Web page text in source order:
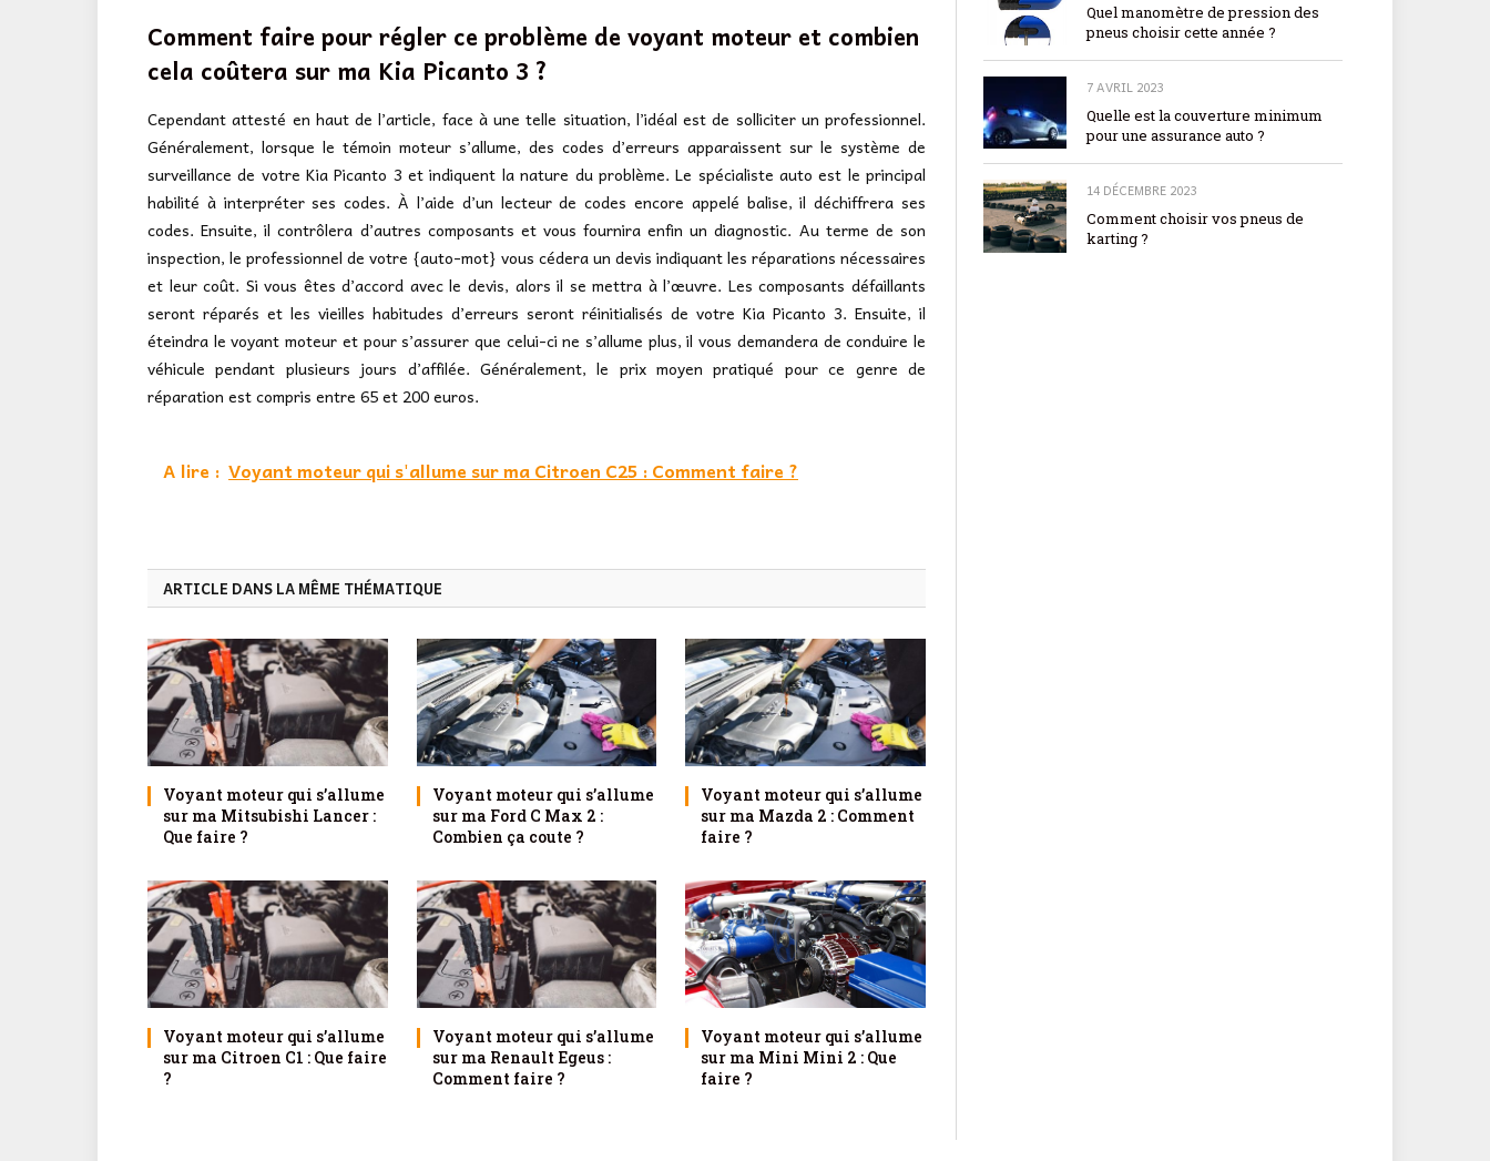
Comment faire pour régler ce problème de voyant moteur et combien
cela coûtera sur ma Kia Picanto 3 ?
Cependant attesté en haut de l’article, face à une telle situation, l’idéal est de solliciter un professionnel.
Généralement, lorsque le témoin moteur s’allume, des codes d’erreurs apparaissent sur le système de
surveillance de votre Kia Picanto 3 et indiquent la nature du problème. Le spécialiste auto est le principal
habilité à interpréter ses codes. À l’aide d’un lecteur de codes encore appelé balise, il déchiffrera ses
codes. Ensuite, il contrôlera d’autres composants et vous fournira enfin un diagnostic. Au terme de son
inspection, le professionnel de votre {auto-mot} vous cédera un devis indiquant les réparations nécessaires
et leur coût. Si vous êtes d’accord avec le devis, alors il se mettra à l’œuvre. Les composants défaillants
seront réparés et les vieilles habitudes d’erreurs seront réinitialisés de votre Kia Picanto 3. Ensuite, il
éteindra le voyant moteur et pour s’assurer que celui-ci ne s’allume plus, il vous demandera de conduire le
véhicule pendant plusieurs jours d’affilée. Généralement, le prix moyen pratiqué pour ce genre de
réparation est compris entre 65 et 200 euros.
A lire : Voyant moteur qui s'allume sur ma Citroen C25 : Comment faire ?
ARTICLE DANS LA MÊME THÉMATIQUE
Voyant moteur qui s’allume
sur ma Mitsubishi Lancer :
Que faire ?
Voyant moteur qui s’allume
sur ma Ford C Max 2 :
Combien ça coute ?
Voyant moteur qui s’allume
sur ma Mazda 2 : Comment
faire ?
Voyant moteur qui s’allume
sur ma Citroen C1 : Que faire
?
Voyant moteur qui s’allume
sur ma Renault Egeus :
Comment faire ?
Voyant moteur qui s’allume
sur ma Mini Mini 2 : Que
faire ?
Quel manomètre de pression des
pneus choisir cette année ?
7 AVRIL 2023
Quelle est la couverture minimum
pour une assurance auto ?
14 DÉCEMBRE 2023
Comment choisir vos pneus de
karting ?